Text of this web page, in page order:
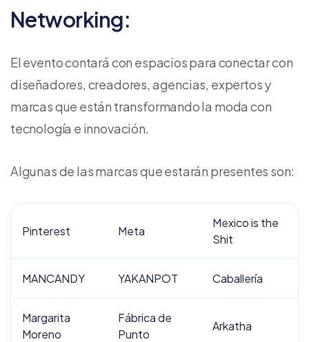
Networking:
El evento contará con espacios para conectar con
diseñadores, creadores, agencias, expertos y
marcas que están transformando la moda con
tecnología e innovación.
Algunas de las marcas que estarán presentes son:
Pinterest Meta
Mexico is the
Shit
MANCANDY YAKANPOT Caballería
Margarita
Moreno
Fábrica de
Punto
Arkatha